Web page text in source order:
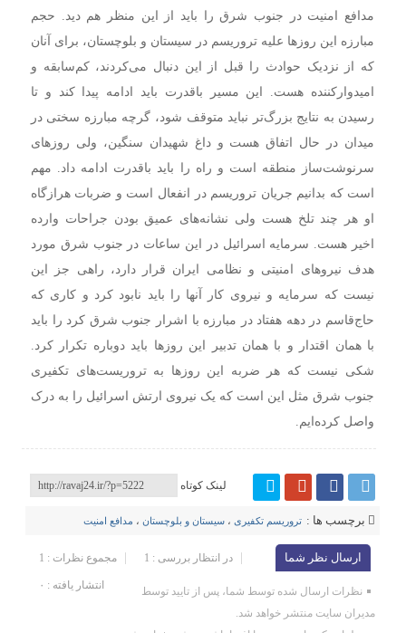
مدافع امنیت در جنوب شرق را باید از این منظر هم دید. حجم
مبارزه این روزها علیه تروریسم در سیستان و بلوچستان، برای آنان
که از نزدیک حوادث را قبل از این دنبال می‌کردند، کم‌سابقه و
امیدوارکننده هست. این مسیر باقدرت باید ادامه پیدا کند و تا
رسیدن به نتایج بزرگ‌تر نباید متوقف شود، گرچه مبارزه سختی در
میدان در حال اتفاق هست و داغ شهیدان سنگین، ولی روزهای
سرنوشت‌ساز منطقه است و راه را باید باقدرت ادامه داد. مهم
است که بدانیم جریان تروریسم در انفعال است و ضربات هرازگاه
او هر چند تلخ هست ولی نشانه‌های عمیق بودن جراحات وارده
اخیر هست. سرمایه اسرائیل در این ساعات در جنوب شرق مورد
هدف نیروهای امنیتی و نظامی ایران قرار دارد، راهی جز این
نیست که سرمایه و نیروی کار آنها را باید نابود کرد و کاری که
حاج‌قاسم در دهه هفتاد در مبارزه با اشرار جنوب شرق کرد را باید
با همان اقتدار و با همان تدبیر این روزها باید دوباره تکرار کرد.
شکی نیست که هر ضربه این روزها به تروریست‌های تکفیری
جنوب شرق مثل این است که یک نیروی ارتش اسرائیل را به درک
واصل کرده‌ایم.
لینک کوتاه
برچسب ها : تروریسم تکفیری ،سیستان و بلوچستان ، مدافع امنیت
ارسال نظر شما مجموع نظرات : 1 در انتظار بررسی : 1
انتشار یافته : ۰
نظرات ارسال شده توسط شما، پس از تایید توسط
مدیران سایت منتشر خواهد شد.